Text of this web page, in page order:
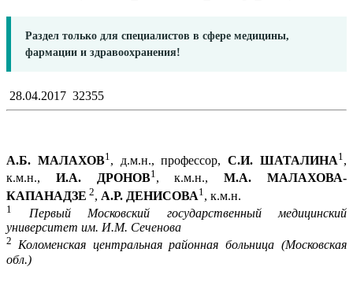
Раздел только для специалистов в сфере медицины,
фармации и здравоохранения!
28.04.2017 32355
А.Б. МАЛАХОВ1 , д.м.н., профессор,С.И. ШАТАЛИНА1 ,
к.м.н., И.А. ДРОНОВ1, к.м.н.,М.А. МАЛАХОВА-
КАПАНАДЗЕ 2, А.Р. ДЕНИСОВА1 , к.м.н.
1
Первый Московский государственный медицинский
университет им. И.М. Сеченова
2 Коломенская центральная районная больница (Московская
обл.)